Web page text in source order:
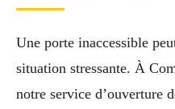
Une porte inaccessible
situation stressante. À
notre service d’ouverture